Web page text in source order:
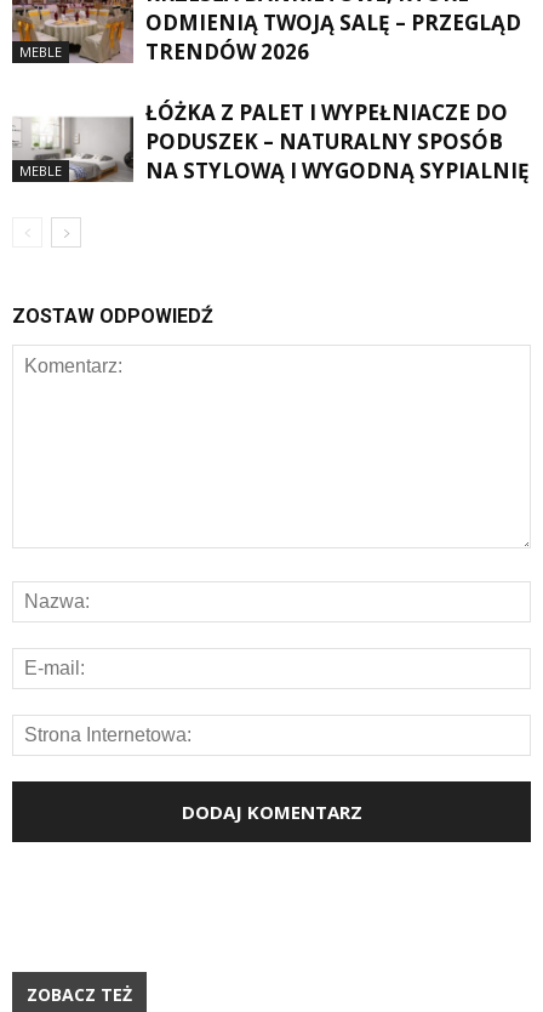
MEBLE
ODMIENIĄ TWOJĄ SALĘ – PRZEGLĄD
TRENDÓW 2026
MEBLE
ŁÓŻKA Z PALET I WYPEŁNIACZE DO
PODUSZEK – NATURALNY SPOSÓB
NA STYLOWĄ I WYGODNĄ SYPIALNIĘ
ZOSTAW ODPOWIEDŹ
ZOBACZ TEŻ